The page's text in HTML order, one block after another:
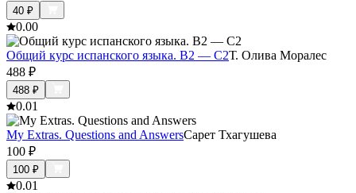
40 ₽
0.00
Общий курс испанского языка. В2 — С2Т. Олива Моралес
488 ₽
488 ₽
0.01
My Extras. Questions and AnswersСарет Тхагушева
100 ₽
100 ₽
0.01